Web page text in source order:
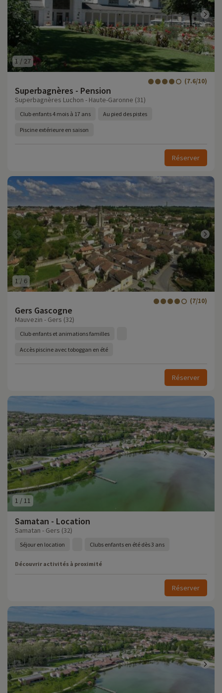
1 / 27
Superbagnères - Pension
(7.6/10)
Superbagnères Luchon - Haute-Garonne (31)
Club enfants 4 mois à 17 ans Au pied des pistes
Piscine extérieure en saison
Réserver
1 / 6
Gers Gascogne
(7/10)
Mauvezin - Gers (32)
Club enfants et animations familles
Accès piscine avec toboggan en été
Réserver
1 / 11
Samatan - Location
Samatan - Gers (32)
Séjour en location Clubs enfants en été dès 3 ans
Découvrir activités à proximité
Réserver